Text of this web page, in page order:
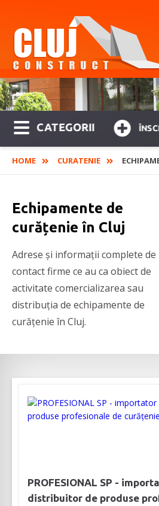
CATEGORII
HOME CURATENIE
Echipamente de
curățenie în Cluj
Adrese și informații complete de
contact firme ce au ca obiect de
activitate comercializarea sau
distribuția de echipamente de
curățenie în Cluj.
PROFESIONAL SP -
distribuitor de produse